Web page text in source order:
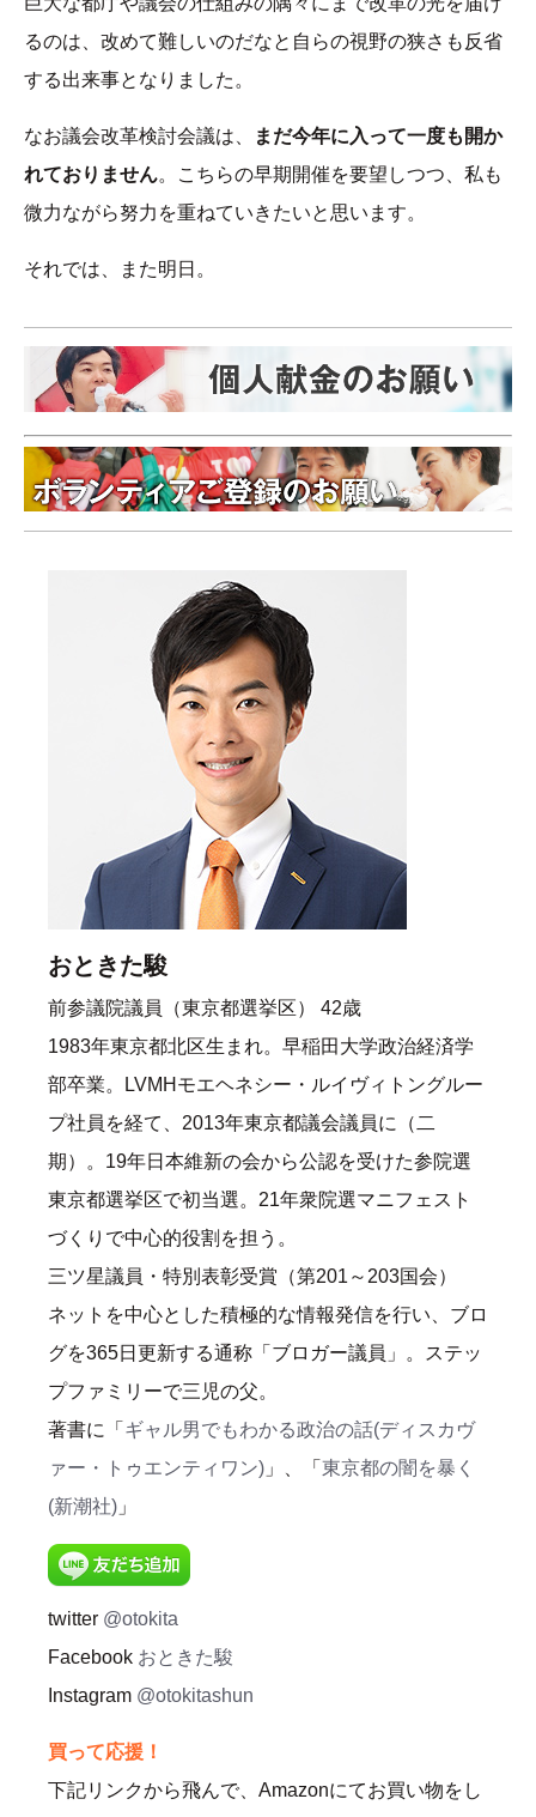
るのは、改めて難しいのだなと自らの視野の狭さも反省
する出来事となりました。
なお議会改革検討会議は、
まだ今年に入って一度も開か
れておりません。こちらの早期開催を要望しつつ、私も
微力ながら努力を重ねていきたいと思います。
それでは、また明日。
おときた駿
前参議院議員（東京都選挙区） 42歳
1983年東京都北区生まれ。早稲田大学政治経済学
部卒業。LVMHモエヘネシー・ルイヴィトングルー
プ社員を経て、2013年東京都議会議員に（二
期）。19年日本維新の会から公認を受けた参院選
東京都選挙区で初当選。21年衆院選マニフェスト
づくりで中心的役割を担う。
三ツ星議員・特別表彰受賞（第201～203国会）
ネットを中心とした積極的な情報発信を行い、ブロ
グを365日更新する通称「ブロガー議員」。ステッ
プファミリーで三児の父。
著書に「 ギャル男でもわかる政治の話(ディスカヴ
ァー・トゥエンティワン) 」、「 東京都の闇を暴く
(新潮社) 」
twitter @otokita
Facebook おときた駿
Instagram @otokitashun
買って応援！
下記リンクから飛んで、Amazonにてお買い物をし